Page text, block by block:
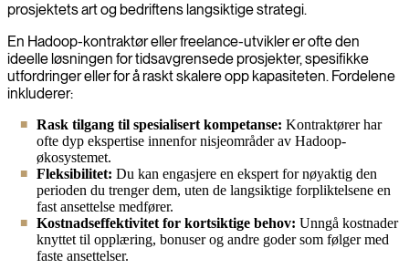
prosjektets art og bedriftens langsiktige strategi.
En Hadoop-kontraktør eller freelance-utvikler er ofte den
ideelle løsningen for tidsavgrensede prosjekter, spesifikke
utfordringer eller for å raskt skalere opp kapasiteten. Fordelene
inkluderer:
Rask tilgang til spesialisert kompetanse: Kontraktører har
ofte dyp ekspertise innenfor nisjeområder av Hadoop-
økosystemet.
Fleksibilitet: Du kan engasjere en ekspert for nøyaktig den
perioden du trenger dem, uten de langsiktige forpliktelsene en
fast ansettelse medfører.
Kostnadseffektivitet for kortsiktige behov: Unngå kostnader
knyttet til opplæring, bonuser og andre goder som følger med
faste ansettelser.